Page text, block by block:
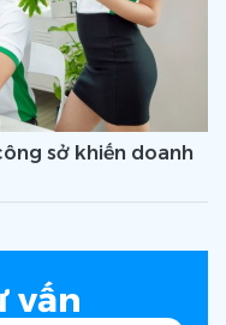
sở khiến doanh
vấn